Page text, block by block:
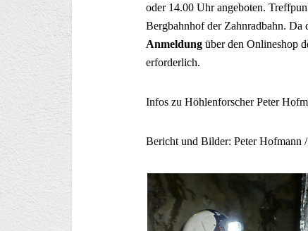
oder 14.00 Uhr angeboten.
Bergbahnhof der Zahnradbahn. Da
Anmeldung über den Onlineshop
erforderlich.
Infos zu Höhlenforscher Peter
Bericht und Bilder: Peter Hofmann